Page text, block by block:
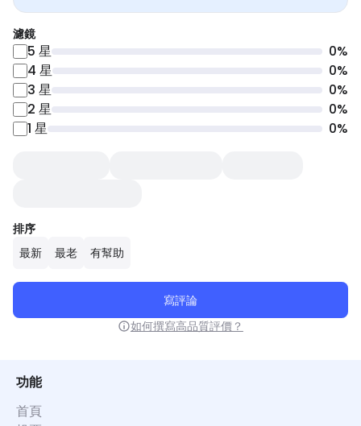
濾鏡
5 星 0%
4 星 0%
3 星 0%
2 星 0%
1 星 0%
排序
最新
最老 有幫助
寫評論
如何撰寫高品質評價？
功能
首頁